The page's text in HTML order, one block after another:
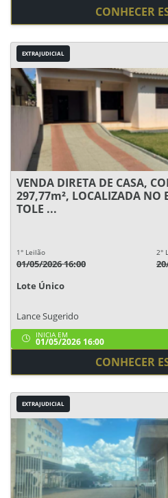
CONHECER
EXTRAJUDICIAL
VENDA DIRETA DE CASA,
297,77m², LOCALIZADA NO
TOLE ...
1° Leilão
01/05/2026 16:00
2°
Lote Único
Lance Sugerido
INICIA EM
01/05/2026 16:00
CONHECER
EXTRAJUDICIAL